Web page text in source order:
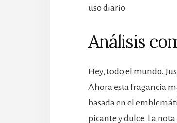
uso diario
Análisis
Hey, todo el mundo.
Ahora esta fragancia
basada en el
picante y dulce. La